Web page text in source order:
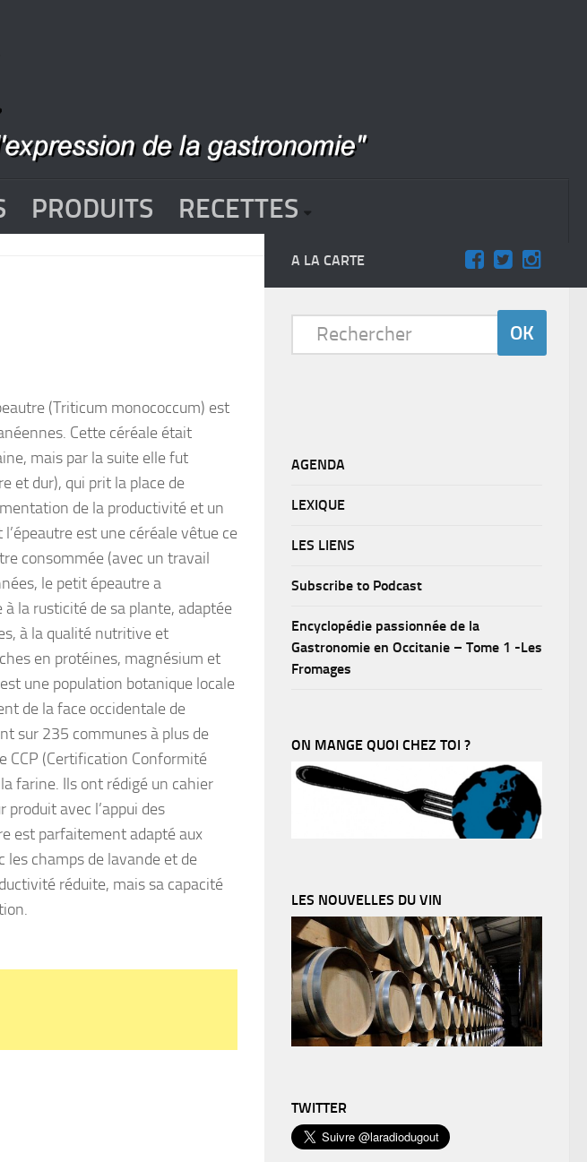
PRODUITS RECETTES
(Triticum monococcum) est
Cette céréale était
mais par la suite elle fut
et dur), qui prit la place de
de la productivité et un
est une céréale vêtue ce
consommée (avec un travail
le petit épeautre a
la rusticité de sa plante, adaptée
à la qualité nutritive et
en protéines, magnésium et
une population botanique locale
de la face occidentale de
sur 235 communes à plus de
CCP (Certification Conformité
farine. Ils ont rédigé un cahier
avec l’appui des
est parfaitement adapté aux
champs de lavande et de
réduite, mais sa capacité
A LA CARTE
AGENDA
LEXIQUE
LES LIENS
Subscribe to Podcast
Encyclopédie passionnée de la
Gastronomie en Occitanie – Tome 1 -Les
Fromages
ON MANGE QUOI CHEZ TOI ?
LES NOUVELLES DU VIN
TWITTER